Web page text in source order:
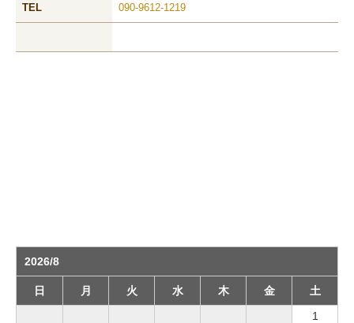
TEL 090-9612-1219
2026/8
日 月 火 水 木 金
土
1